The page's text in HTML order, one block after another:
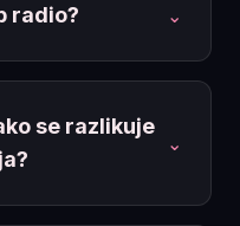
radio? ⌄
se razlikuje
⌄